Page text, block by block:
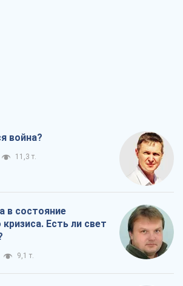
война?
11,3 т.
в состояние
Есть ли свет
9,1 т.